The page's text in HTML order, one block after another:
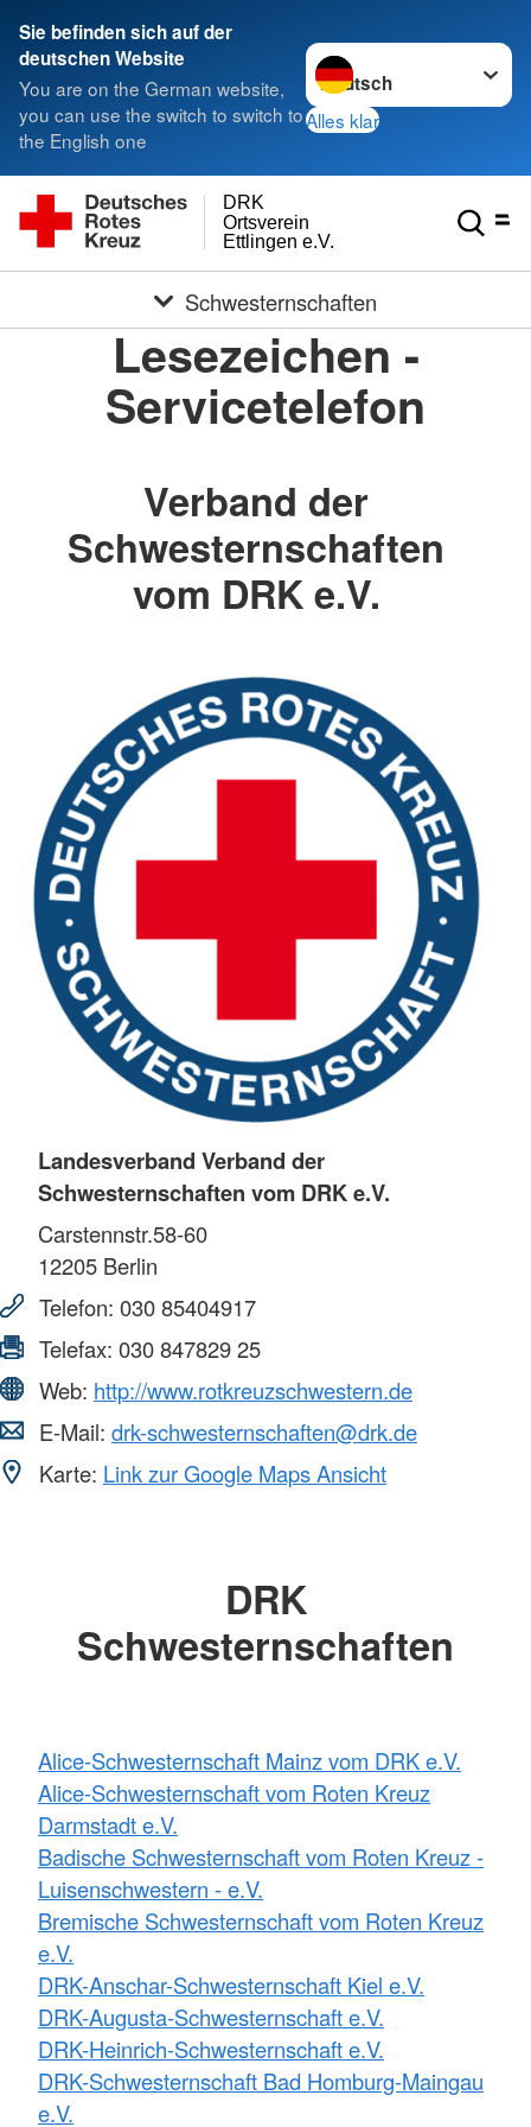
Sie befinden sich auf der
deutschen Website
You are on the German website,
you can use the switch to switch to
the English one
Sprache wechseln zu
Alles klar
Ettlingen e.V.
Ortsverein
DRK
Schwesternschaften
Lesezeichen -
Servicetelefon
Verband der
Schwesternschaften
vom DRK e.V.
Landesverband Verband der
Schwesternschaften vom DRK e.V.
Carstennstr.58-60
12205 Berlin
Telefon: 030 85404917
Telefax: 030 847829 25
Web: http://www.rotkreuzschwestern.de
E-Mail: drk-schwesternschaften@drk.de
Karte: Link zur Google Maps Ansicht
DRK
Schwesternschaften
Alice-Schwesternschaft Mainz vom DRK e.V.
Alice-Schwesternschaft vom Roten Kreuz
Darmstadt e.V.
Badische Schwesternschaft vom Roten Kreuz -
Luisenschwestern - e.V.
Bremische Schwesternschaft vom Roten Kreuz
e.V.
DRK-Anschar-Schwesternschaft Kiel e.V.
DRK-Augusta-Schwesternschaft e.V.
DRK-Heinrich-Schwesternschaft e.V.
DRK-Schwesternschaft Bad Homburg-Maingau
e.V.